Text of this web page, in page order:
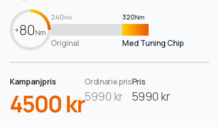
+80Nm
240Nm 320Nm
Original Med Tuning Chip
Kampanjpris
4500 kr
Ordinarie pris
5990 kr
Pris
5990 kr